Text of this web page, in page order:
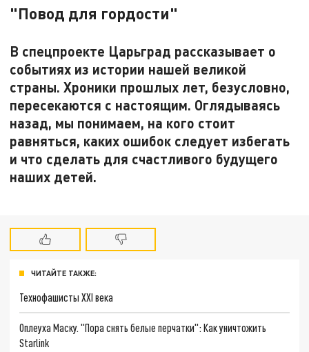
"Повод для гордости"
В спецпроекте Царьград рассказывает о
событиях из истории нашей великой
страны. Хроники прошлых лет, безусловно,
пересекаются с настоящим. Оглядываясь
назад, мы понимаем, на кого стоит
равняться, каких ошибок следует избегать
и что сделать для счастливого будущего
наших детей.
ЧИТАЙТЕ ТАКЖЕ:
Технофашисты XXI века
Оплеуха Маску. "Пора снять белые перчатки": Как уничтожить
Starlink